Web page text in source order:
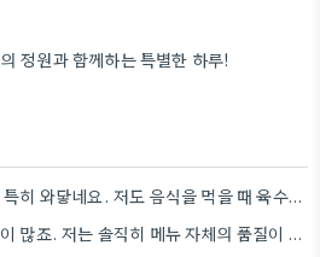
정원과 함께하는 특별한 하루!
육수 깊은 맛에 대한 언급이 특히 와닿네요. 저도 음식을 먹을 때 육수의 깊은 맛을 중요하게…
방송에 나온 곳은 정말 사람이 많죠. 저는 솔직히 메뉴 자체의 품질이 더 중요하다고 생각해요.